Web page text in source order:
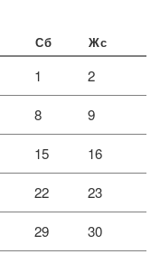
Сб Жс
1 2
8 9
15 16
22 23
29 30